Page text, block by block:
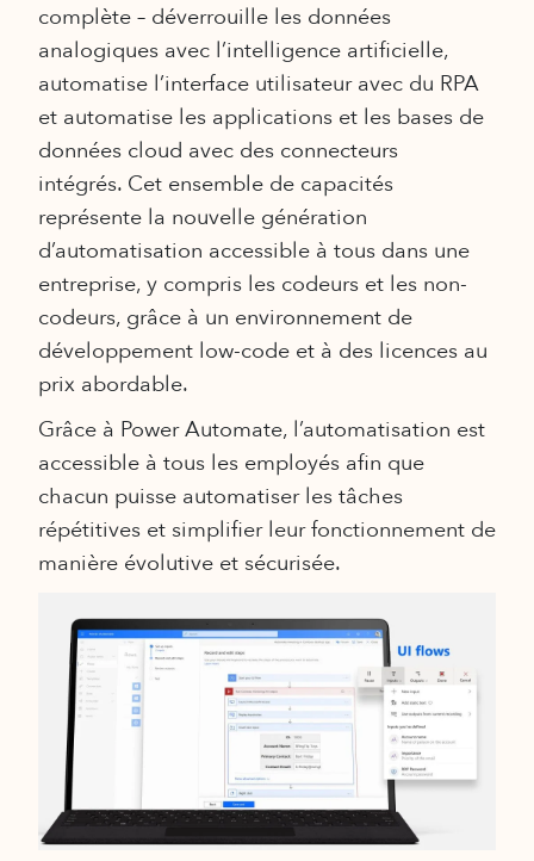
complète – déverrouille les données
analogiques avec l’intelligence artificielle,
automatise l’interface utilisateur avec du RPA
et automatise les applications et les bases de
données cloud avec des connecteurs
intégrés. Cet ensemble de capacités
représente la nouvelle génération
d’automatisation accessible à tous dans une
entreprise, y compris les codeurs et les non-
codeurs, grâce à un environnement de
développement low-code et à des licences au
prix abordable.
Grâce à Power Automate, l’automatisation est
accessible à tous les employés afin que
chacun puisse automatiser les tâches
répétitives et simplifier leur fonctionnement de
manière évolutive et sécurisée.